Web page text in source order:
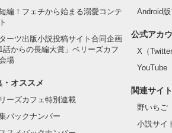
編！フェチから始まる溺愛コンテ
ーツ出版小説投稿サイト合同企画
1話からの長編大賞」ベリーズカフ
場
・オススメ
ーズカフェ特別連載
バックナンバー
Android版
公式アカ
X（Twitter
YouTube
関連サイト
野いちご
小説サイ